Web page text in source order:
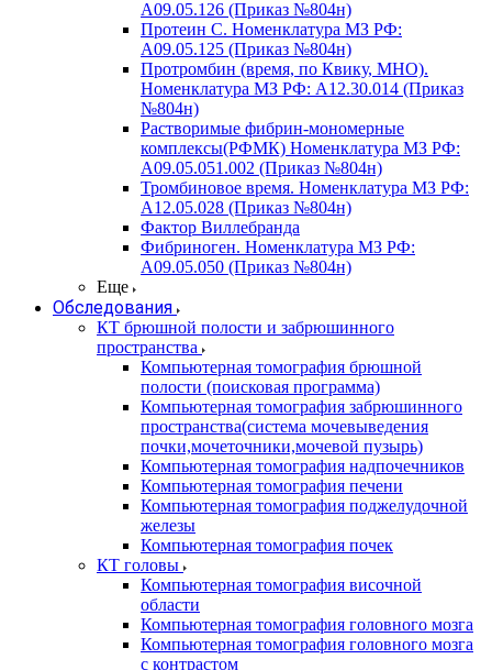
A09.05.126 (Приказ №804н)
Протеин С. Номенклатура МЗ РФ:
A09.05.125 (Приказ №804н)
Протромбин (время, по Квику, МНО).
Номенклатура МЗ РФ: A12.30.014 (Приказ
№804н)
Растворимые фибрин-мономерные
комплексы(РФМК) Номенклатура МЗ РФ:
A09.05.051.002 (Приказ №804н)
Тромбиновое время. Номенклатура МЗ РФ:
A12.05.028 (Приказ №804н)
Фактор Виллебранда
Фибриноген. Номенклатура МЗ РФ:
A09.05.050 (Приказ №804н)
Еще
Обследования
КТ брюшной полости и забрюшинного
пространства
Компьютерная томография брюшной
полости (поисковая программа)
Компьютерная томография забрюшинного
пространства(система мочевыведения
почки,мочеточники,мочевой пузырь)
Компьютерная томография надпочечников
Компьютерная томография печени
Компьютерная томография поджелудочной
железы
Компьютерная томография почек
КТ головы
Компьютерная томография височной
области
Компьютерная томография головного мозга
Компьютерная томография головного мозга
с контрастом